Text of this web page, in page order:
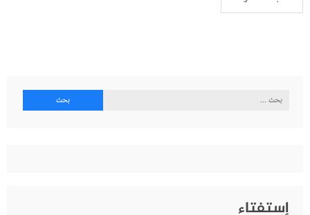
البحث
إستفتاء